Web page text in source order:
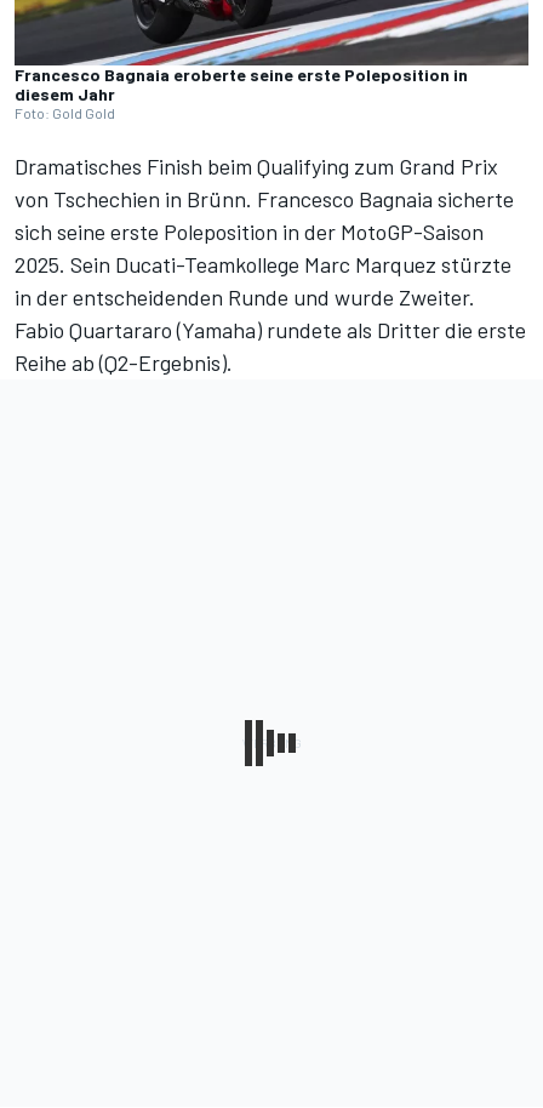
Francesco Bagnaia eroberte seine erste Poleposition in
diesem Jahr
Foto: Gold Gold
Dramatisches Finish beim Qualifying zum Grand Prix
von Tschechien in Brünn. Francesco Bagnaia sicherte
sich seine erste Poleposition in der MotoGP-Saison
2025. Sein Ducati-Teamkollege Marc Marquez stürzte
in der entscheidenden Runde und wurde Zweiter.
Fabio Quartararo (Yamaha) rundete als Dritter die erste
Reihe ab (Q2-Ergebnis).